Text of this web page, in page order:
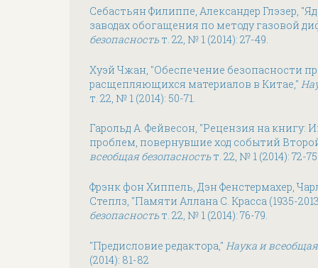
Себастьян Филиппе, Александер Глэзер,
заводах обогащения по методу газовой
безопасностьт. 22, № 1 (2014): 27-49.
Хуэй Чжан, "Обеспечение безопасности
расщепляющихся материалов в Китае,"
т. 22, № 1 (2014): 50-71.
Гарольд А. Фейвесон, "Рецензия на
проблем, повернувшие ход событий
всеобщая безопасностьт. 22, № 1 (2014): 72-
Фрэнк фон Хиппель, Дэн Фенстермахер,
Степлз, "Памяти Аллана С. Красса (1935-
безопасностьт. 22, № 1 (2014): 76-79.
"Предисловие редактора," Наука и
(2014): 81-82